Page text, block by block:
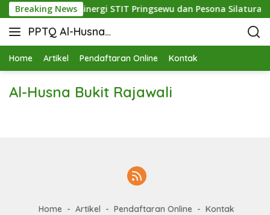
Breaking NewsMutu: Sinergi STIT Pringsewu dan Pesona
PPTQ Al-Husna
Bukit Raja Wali
Home Artikel Pendaftaran Online Kontak
Al-Husna Bukit Rajawali
Home Artikel Pendaftaran Online
Kontak